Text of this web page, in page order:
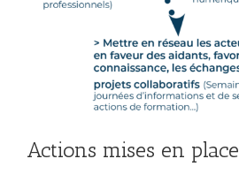
Actions mises en place